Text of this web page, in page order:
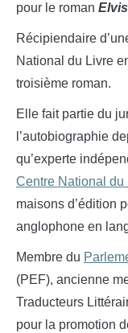
pour le roman
Récipiendaire
National du Livre
troisième roman.
Elle fait partie du
l’autobiographie
qu’experte
Centre National du
maisons d’édition
anglophone en
Membre du
(PEF), ancienne
Traducteurs
pour la promotion